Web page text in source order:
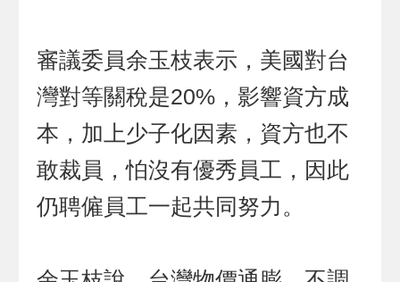
審議委員余玉枝表示，美國對台
灣對等關稅是20%，影響資方成
本，加上少子化因素，資方也不
敢裁員，怕沒有優秀員工，因此
仍聘僱員工一起共同努力。